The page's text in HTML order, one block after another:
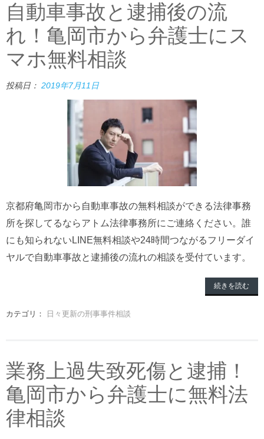
自動車事故と逮捕後の流
れ！亀岡市から弁護士にス
マホ無料相談
投稿日： 2019年7月11日
京都府亀岡市から自動車事故の無料相談ができる法律事務
所を探してるならアトム法律事務所にご連絡ください。誰
にも知られないLINE無料相談や24時間つながるフリーダイ
ヤルで自動車事故と逮捕後の流れの相談を受付ています。
続きを読む
カテゴリ： 日々更新の刑事事件相談
業務上過失致死傷と逮捕！
亀岡市から弁護士に無料法
律相談